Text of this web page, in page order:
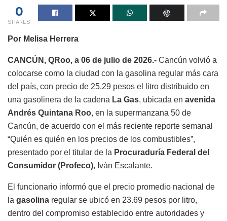
0
SHARES
Por Melisa Herrera
CANCÚN, QRoo, a 06 de julio de 2026.- Cancún volvió a
colocarse como la ciudad con la gasolina regular más cara
del país, con precio de 25.29 pesos el litro distribuido en
una gasolinera de la cadena La Gas, ubicada en avenida
Andrés Quintana Roo, en la supermanzana 50 de
Cancún, de acuerdo con el más reciente reporte semanal
“Quién es quién en los precios de los combustibles”,
presentado por el titular de la Procuraduría Federal del
Consumidor (Profeco), Iván Escalante.
El funcionario informó que el precio promedio nacional de
la gasolina regular se ubicó en 23.69 pesos por litro,
dentro del compromiso establecido entre autoridades y